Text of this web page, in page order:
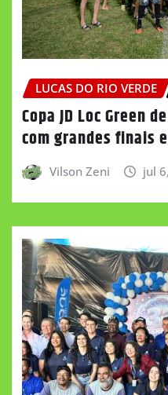
LUCAS DO RIO VERDE
Copa JD Loc Green
com grandes finais
Vilson Zeni jul